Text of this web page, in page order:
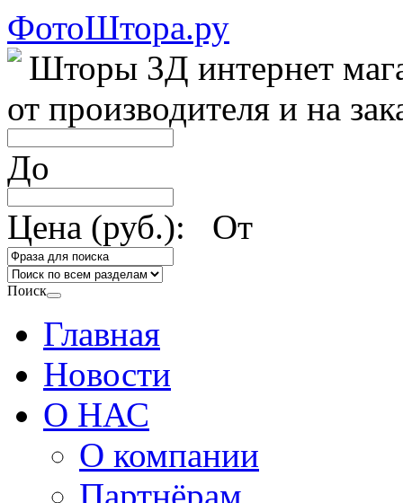
ФотоШтора.ру
Шторы 3Д интернет
от производителя и на
До
Цена (руб.): От
Поиск
Главная
Новости
О НАС
О компании